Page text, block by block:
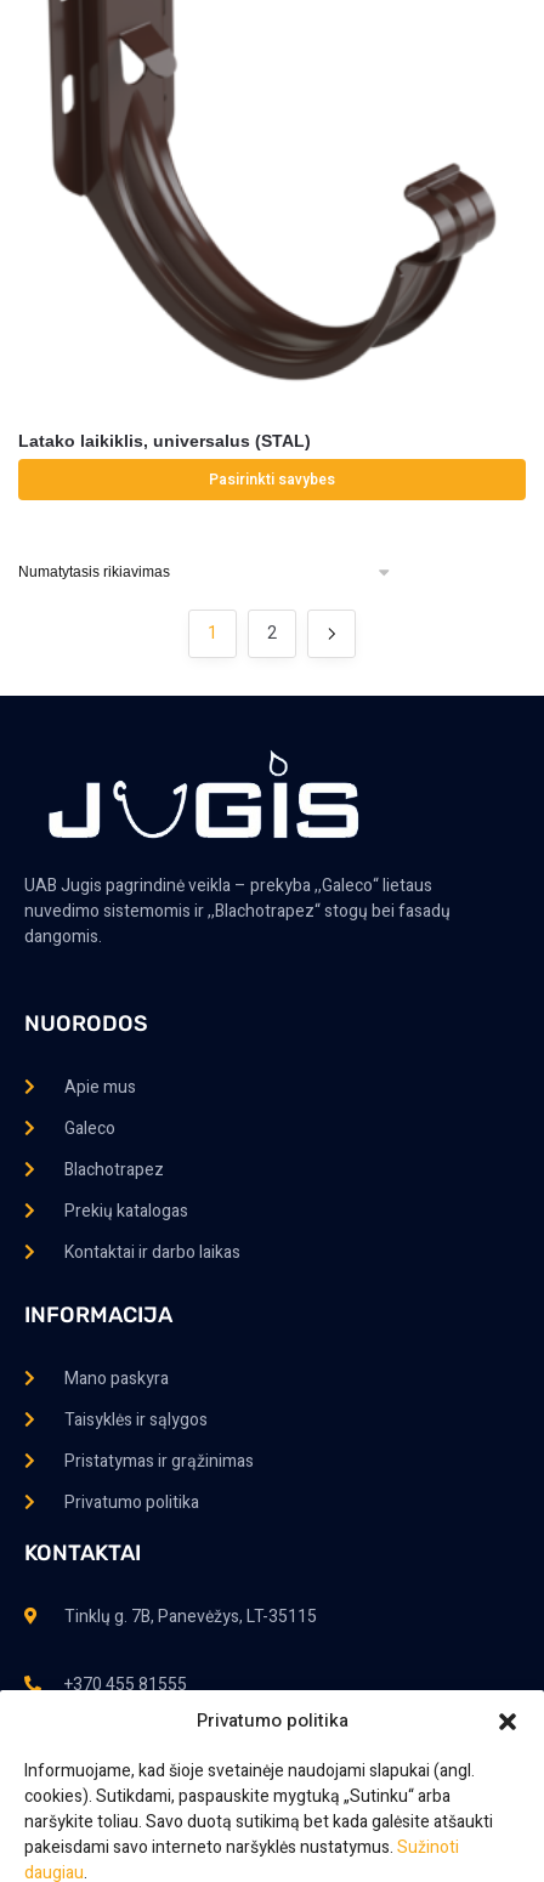
Privatumo politika
Informuojame, kad šioje svetainėje naudojami slapukai (angl.
cookies). Sutikdami, paspauskite mygtuką „Sutinku“ arba
naršykite toliau. Savo duotą sutikimą bet kada galėsite atšaukti
pakeisdami savo interneto naršyklės nustatymus.Sužinoti
daugiau.
Latako laikiklis, universalus (STAL)
Pasirinkti savybes
1 2
UAB Jugis pagrindinė veikla – prekyba ,,Galeco“ lietaus
nuvedimo sistemomis ir ,,Blachotrapez“ stogų bei fasadų
dangomis.
NUORODOS
Apie mus
Galeco
Blachotrapez
Prekių katalogas
Kontaktai ir darbo laikas
INFORMACIJA
Mano paskyra
Taisyklės ir sąlygos
Pristatymas ir grąžinimas
Privatumo politika
KONTAKTAI
Tinklų g. 7B, Panevėžys, LT-35115
+370 455 81555
+370 610 07 443